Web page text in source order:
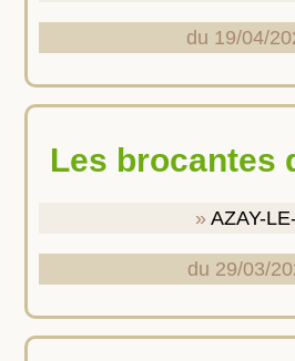
du 19/04/
Les brocantes
AZAY-
du 29/03/